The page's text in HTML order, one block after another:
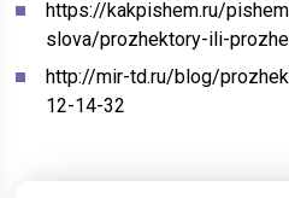
https://kakpishem.ru/
slova/prozhektory-ili-
http://mir-td.ru/blog/
12-14-32